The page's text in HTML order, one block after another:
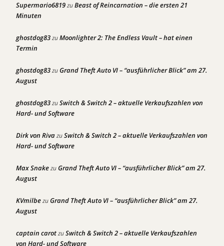
Supermario6819zuBeast of Reincarnation – die ersten 21
Minuten
ghostdog83zuMoonlighter 2: The Endless Vault – hat einen
Termin
ghostdog83zuGrand Theft Auto VI – “ausführlicher Blick” am 27.
August
ghostdog83zuSwitch & Switch 2 – aktuelle Verkaufszahlen von
Hard- und Software
Dirk von RivazuSwitch & Switch 2 – aktuelle Verkaufszahlen von
Hard- und Software
Max SnakezuGrand Theft Auto VI – “ausführlicher Blick” am 27.
August
KVmilbezuGrand Theft Auto VI – “ausführlicher Blick” am 27.
August
captain carotzuSwitch & Switch 2 – aktuelle Verkaufszahlen
von Hard- und Software